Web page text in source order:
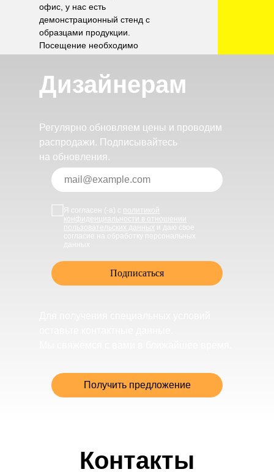
офис, у нас есть
демонстрационный стенд с
образцами продукции.
Посещение необходимо
Дизайнерам
Регулярно обновляем цены и проводим
распродажи. Подписывайтесь
на обновления.
Я согласен (-а) с политикой
конфиденциальности в отношении
пользовательских данных и даю свое
согласие на обработку персональных
данных
Подписаться
Получить предложение
Контакты